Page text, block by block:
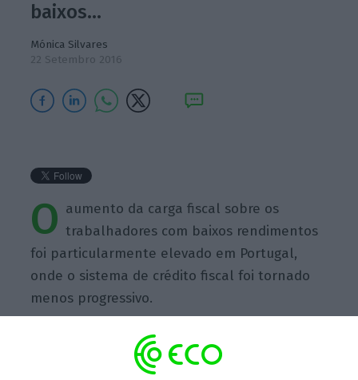
baixos…
Mónica Silvares
22 Setembro 2016
O aumento da carga fiscal sobre os
trabalhadores com baixos rendimentos
foi particularmente elevado em Portugal,
onde o sistema de crédito fiscal foi tornado
menos progressivo.